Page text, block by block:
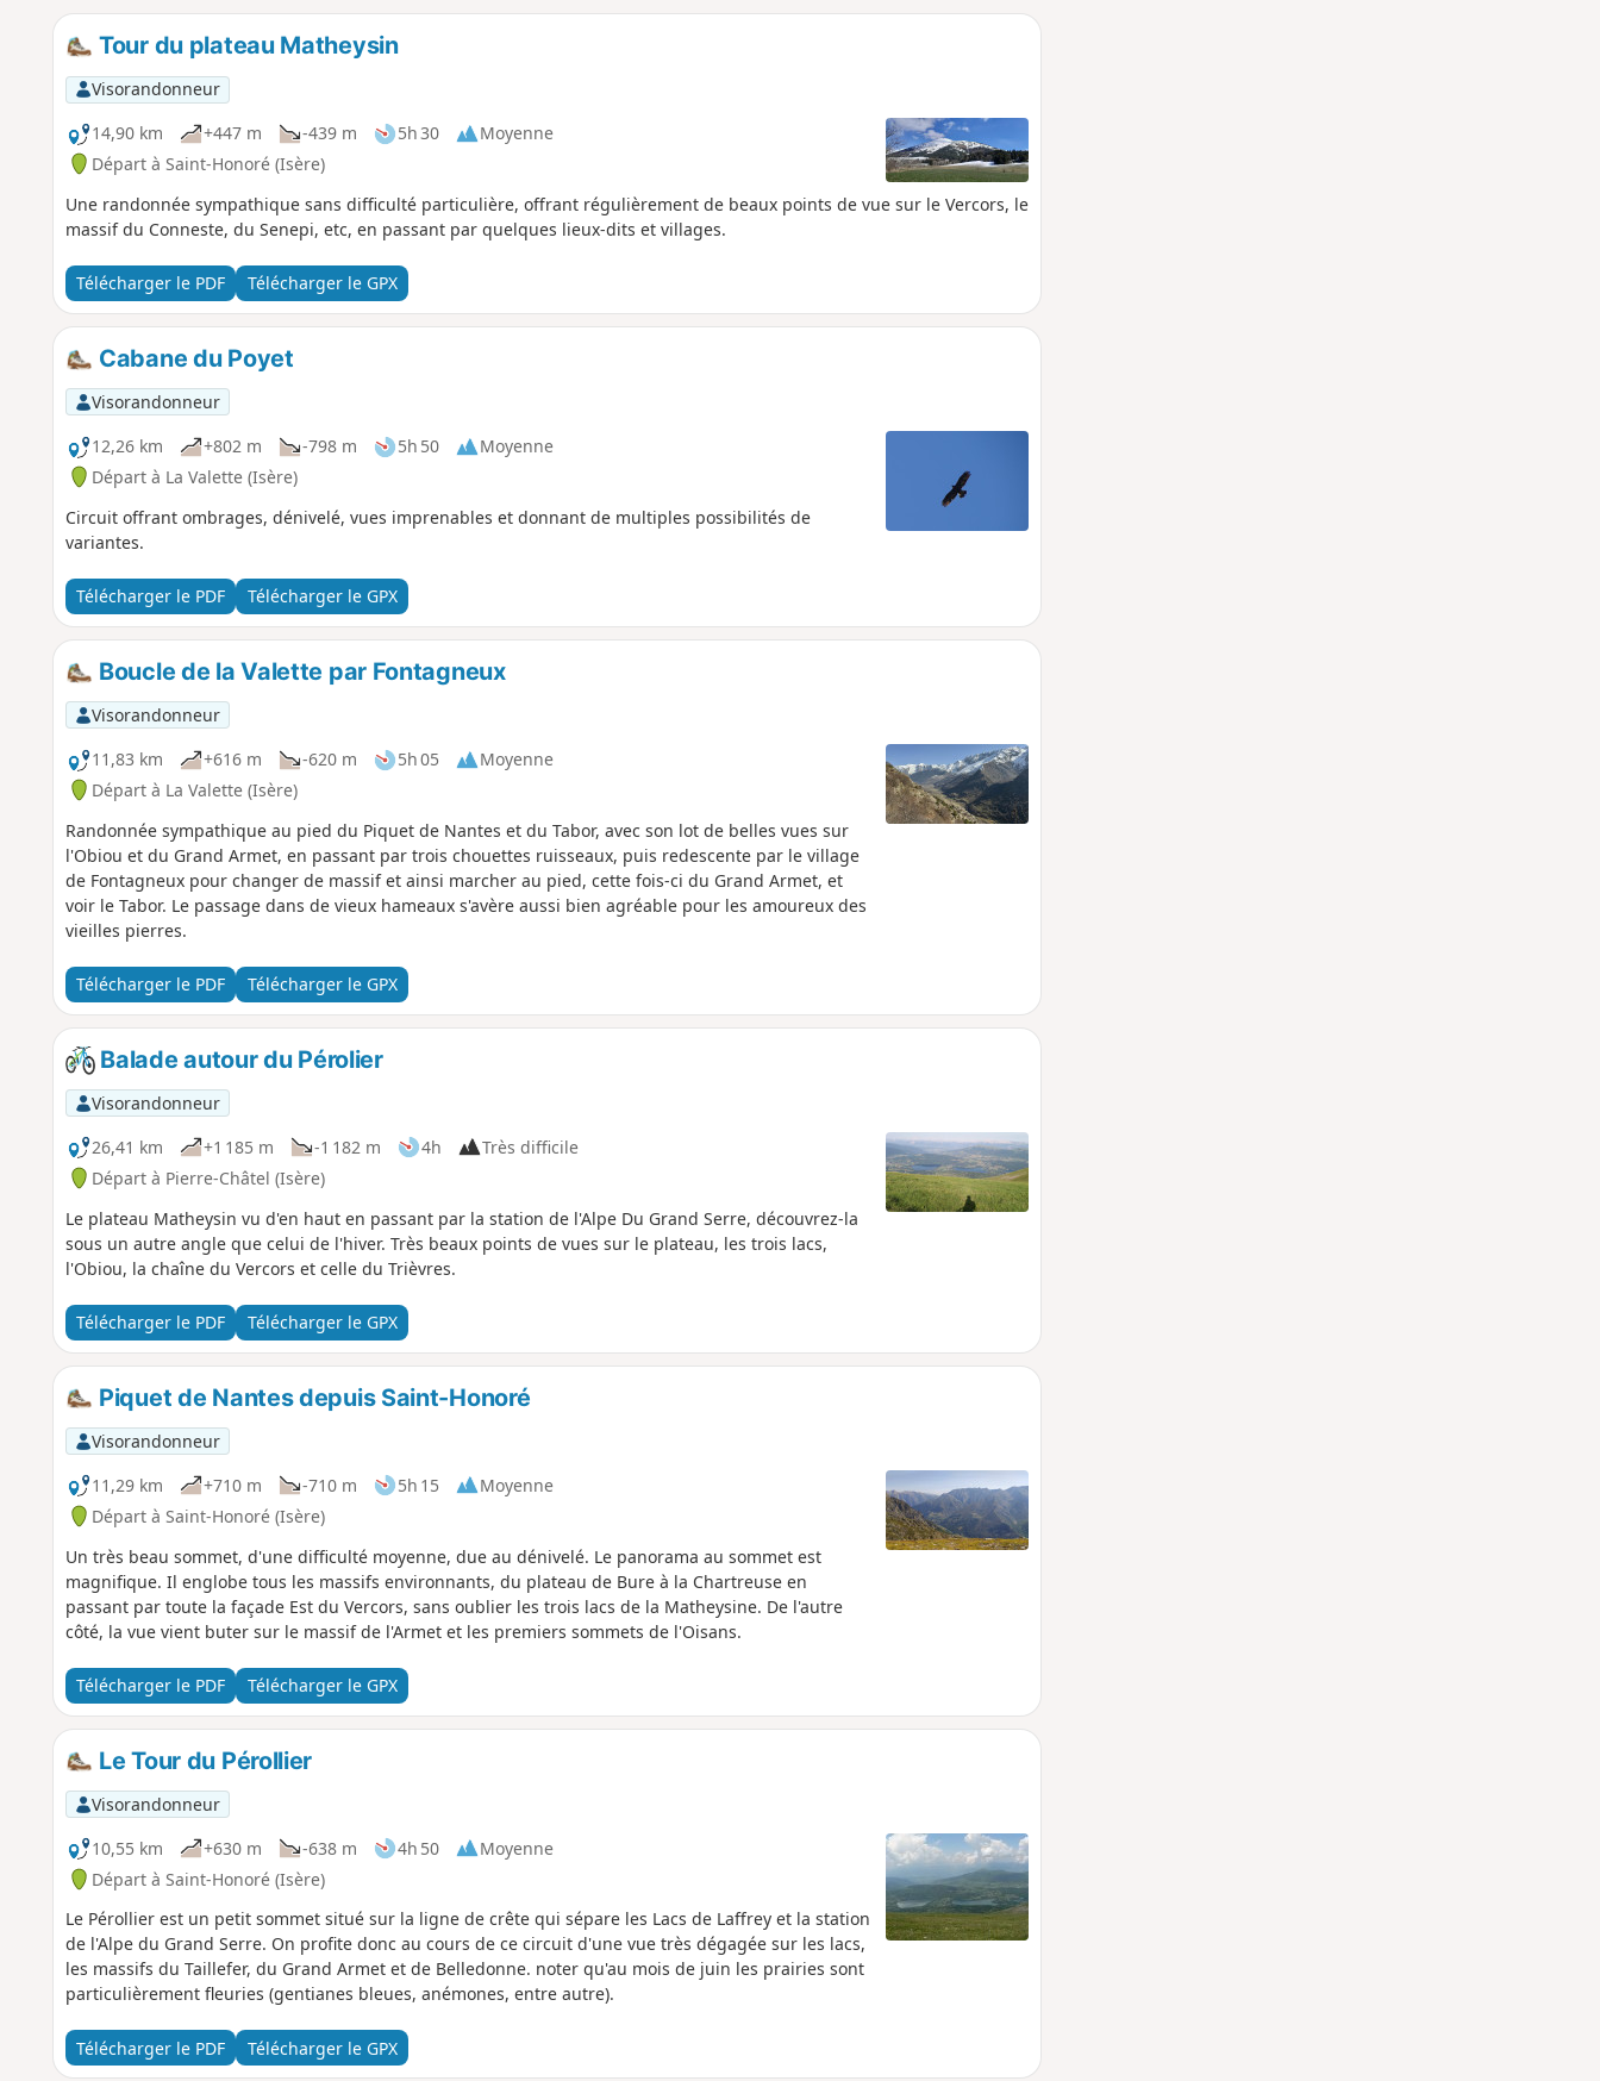
Tour du plateau Matheysin
Visorandonneur
14,90 km
+447 m -439 m 5h 30
Moyenne
Départ à Saint-Honoré (Isère)
Une randonnée sympathique sans difficulté particulière, offrant régulièrement de beaux points de vue sur le Vercors, le
massif du Conneste, du Senepi, etc, en passant par quelques lieux-dits et villages.
Télécharger le PDF Télécharger le GPX
Cabane du Poyet
Visorandonneur
12,26 km
+802 m -798 m 5h 50
Moyenne
Départ à La Valette (Isère)
Circuit offrant ombrages, dénivelé, vues imprenables et donnant de multiples possibilités de
variantes.
Télécharger le PDF Télécharger le GPX
Boucle de la Valette par Fontagneux
Visorandonneur
11,83 km
+616 m -620 m 5h 05
Moyenne
Départ à La Valette (Isère)
Randonnée sympathique au pied du Piquet de Nantes et du Tabor, avec son lot de belles vues sur
l'Obiou et du Grand Armet, en passant par trois chouettes ruisseaux, puis redescente par le village
de Fontagneux pour changer de massif et ainsi marcher au pied, cette fois-ci du Grand Armet, et
voir le Tabor. Le passage dans de vieux hameaux s'avère aussi bien agréable pour les amoureux des
vieilles pierres.
Télécharger le PDF Télécharger le GPX
Balade autour du Pérolier
Visorandonneur
26,41 km
+1 185 m -1 182 m 4h
Très difficile
Départ à Pierre-Châtel (Isère)
Le plateau Matheysin vu d'en haut en passant par la station de l'Alpe Du Grand Serre, découvrez-la
sous un autre angle que celui de l'hiver. Très beaux points de vues sur le plateau, les trois lacs,
l'Obiou, la chaîne du Vercors et celle du Trièvres.
Télécharger le PDF Télécharger le GPX
Piquet de Nantes depuis Saint-Honoré
Visorandonneur
11,29 km
+710 m -710 m 5h 15
Moyenne
Départ à Saint-Honoré (Isère)
Un très beau sommet, d'une difficulté moyenne, due au dénivelé. Le panorama au sommet est
magnifique. Il englobe tous les massifs environnants, du plateau de Bure à la Chartreuse en
passant par toute la façade Est du Vercors, sans oublier les trois lacs de la Matheysine. De l'autre
côté, la vue vient buter sur le massif de l'Armet et les premiers sommets de l'Oisans.
Télécharger le PDF Télécharger le GPX
Le Tour du Pérollier
Visorandonneur
10,55 km
+630 m -638 m 4h 50
Moyenne
Départ à Saint-Honoré (Isère)
Le Pérollier est un petit sommet situé sur la ligne de crête qui sépare les Lacs de Laffrey et la station
de l'Alpe du Grand Serre. On profite donc au cours de ce circuit d'une vue très dégagée sur les lacs,
les massifs du Taillefer, du Grand Armet et de Belledonne. noter qu'au mois de juin les prairies sont
particulièrement fleuries (gentianes bleues, anémones, entre autre).
Télécharger le PDF Télécharger le GPX